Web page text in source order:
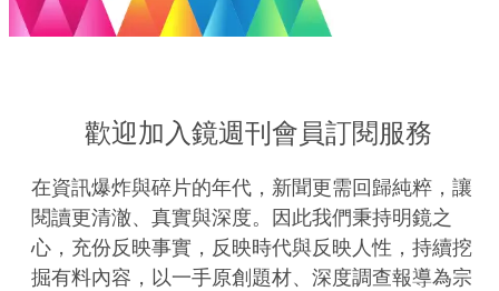
歡迎加入鏡週刊會員訂閱服務
在資訊爆炸與碎片的年代，新聞更需回歸純粹，讓
閱讀更清澈、真實與深度。因此我們秉持明鏡之
心，充份反映事實，反映時代與反映人性，持續挖
掘有料內容，以一手原創題材、深度調查報導為宗